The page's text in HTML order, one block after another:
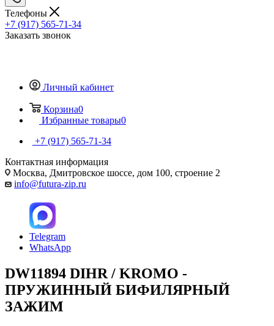
Телефоны
+7 (917) 565-71-34
Заказать звонок
Личный кабинет
Корзина0
Избранные товары0
+7 (917) 565-71-34
Контактная информация
Москва, Дмитровское шоссе, дом 100, строение 2
info@futura-zip.ru
Telegram
WhatsApp
DW11894 DIHR / KROMO -
ПРУЖИННЫЙ БИФИЛЯРНЫЙ
ЗАЖИМ